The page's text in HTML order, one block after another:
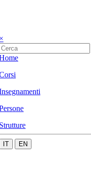
×
Strutture
IT EN